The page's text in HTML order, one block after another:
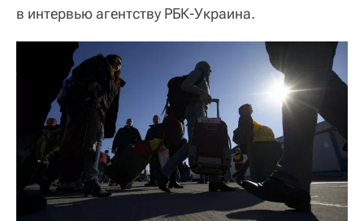
в интервью агентству РБК-Украина.